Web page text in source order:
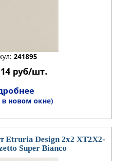
241895
руб/шт.
новом окне)
Etruria Design 2x2 XT2X2-
Super Bianco